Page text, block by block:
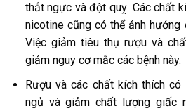
thắt ngực và đột quỵ. Các chất
nicotine cũng có thể ảnh
Việc giảm tiêu thụ rượu và
giảm nguy cơ mắc các bệnh này.
Rượu và các chất kích thích
ngủ và giảm chất lượng giấc